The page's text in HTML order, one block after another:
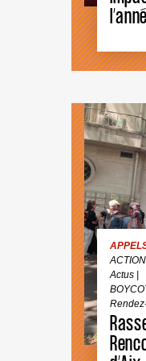
Actus|
APPELS/
ACTIONS
BOYCOTT
Rendez-